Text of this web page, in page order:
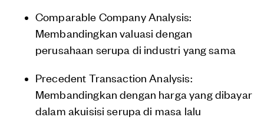
Comparable Company Analysis:
Membandingkan valuasi dengan
perusahaan serupa di industri yang sama
Precedent Transaction Analysis:
Membandingkan dengan harga yang dibayar
dalam akuisisi serupa di masa lalu